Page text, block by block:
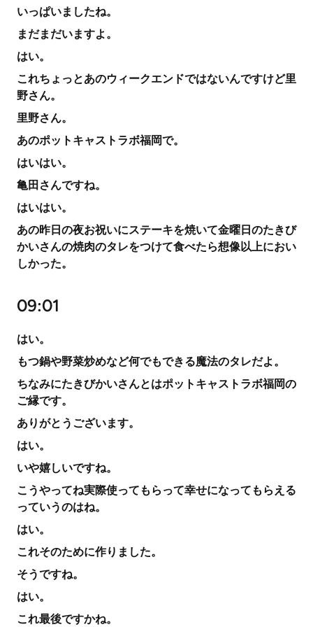
いっぱいましたね。
まだまだいますよ。
はい。
これちょっとあのウィークエンドではないんですけど里
野さん。
里野さん。
あのポットキャストラボ福岡で。
はいはい。
亀田さんですね。
はいはい。
あの昨日の夜お祝いにステーキを焼いて金曜日のたきび
かいさんの焼肉のタレをつけて食べたら想像以上におい
しかった。
09:01
はい。
もつ鍋や野菜炒めなど何でもできる魔法のタレだよ。
ちなみにたきびかいさんとはポットキャストラボ福岡の
ご縁です。
ありがとうございます。
はい。
いや嬉しいですね。
こうやってね実際使ってもらって幸せになってもらえる
っていうのはね。
はい。
これそのために作りました。
そうですね。
はい。
これ最後ですかね。